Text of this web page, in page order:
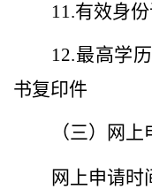
11.有效身
12.最高学
书复印件
（三） 网上
网上申请时